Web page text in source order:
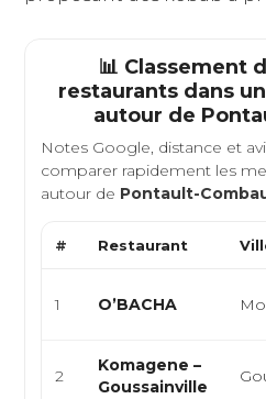
📊 Classement
restaurants dans
autour de
Notes Google, distance et
comparer rapidement les
autour de Pontault-
# Restaurant
1 O’BACHA
2
Komagene –
Goussainville